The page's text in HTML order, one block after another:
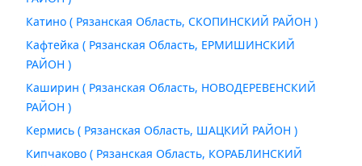
Катино ( Рязанская Область, СКОПИНСКИЙ РАЙОН )
Кафтейка ( Рязанская Область, ЕРМИШИНСКИЙ
РАЙОН )
Каширин ( Рязанская Область, НОВОДЕРЕВЕНСКИЙ
РАЙОН )
Кермись ( Рязанская Область, ШАЦКИЙ РАЙОН )
Кипчаково ( Рязанская Область, КОРАБЛИНСКИЙ